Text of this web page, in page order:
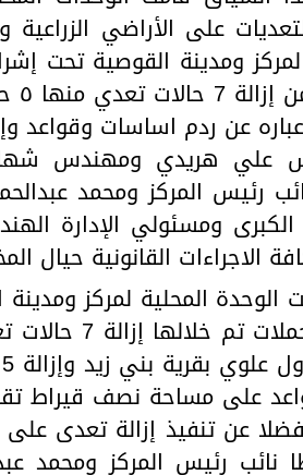
على الأراضي
لمركز ومدينة القوصية تحت
علي هريدي ومهندس
رئيس المركز ومحمد
ومسئولي الإدارة
الاجراءات القانونية حيال
الوحدة المحلية لمركز
بتنفيذ
عن تنفيذ إزالة تعدى
نائب رئيس المركز ومحمد